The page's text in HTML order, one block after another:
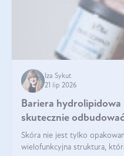
Iza Sykut
21 lip 2026
Bariera hydrolipidowa
skutecznie
Skóra nie jest tylko
wielofunkcyjna struktura,